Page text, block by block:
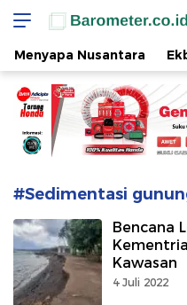
www.barometer.co.id
Berita Terkini di
Menyapa Nusantara
#Sedimentasi
Bencana
Kawasan
4 Juli 2022